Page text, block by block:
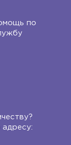
по
адресу: